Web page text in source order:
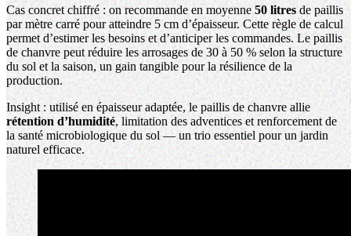
Cas concret chiffré : on recommande en moyenne50 litresde paillis
par mètre carré pour atteindre 5 cm d’épaisseur. Cette règle de calcul
permet d’estimer les besoins et d’anticiper les commandes. Le paillis
de chanvre peut réduire les arrosages de 30 à 50 % selon la structure
du sol et la saison, un gain tangible pour la résilience de la
production.
Insight : utilisé en épaisseur adaptée, le paillis de chanvre allie
rétention d’humidité, limitation des adventices et renforcement de
la santé microbiologique du sol — un trio essentiel pour un jardin
naturel efficace.